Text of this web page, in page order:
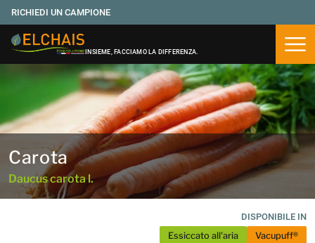
RICHIEDI UN CAMPIONE
INSIEME, FACCIAMO LA DIFFERENZA.
Carota
Daucus carota l.
DISPONIBILE IN
Essiccato all'aria
Vacupuff®